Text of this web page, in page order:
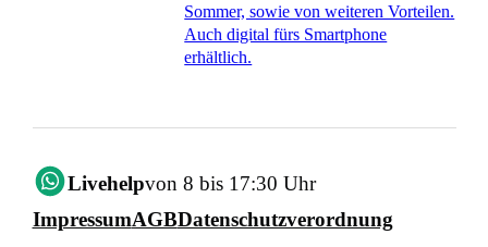
Sommer, sowie von weiteren Vorteilen.
Auch digital fürs Smartphone
erhältlich.
Livehelpvon 8 bis 17:30 Uhr
ImpressumAGBDatenschutzverordnung